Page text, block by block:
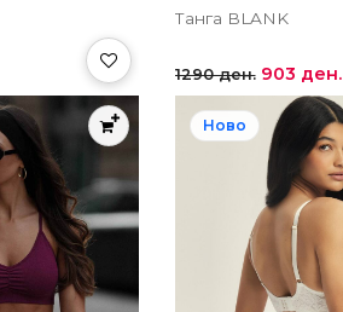
Танга BLANK
1290 ден. 903 ден.
Ново